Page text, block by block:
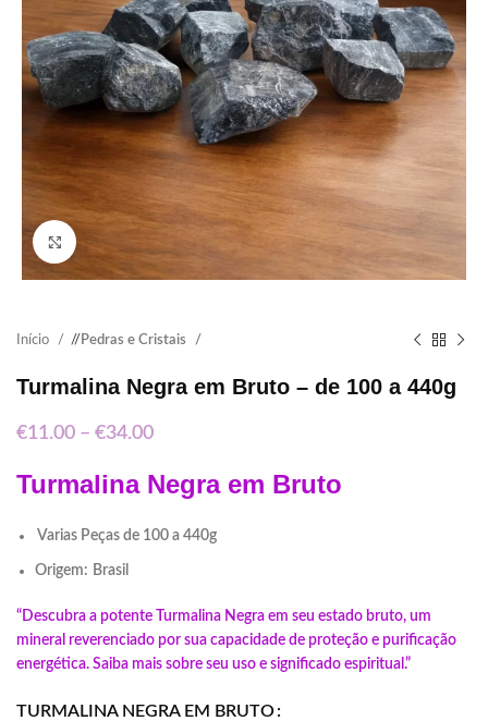
Click to enlarge
Início / Pedras e Cristais
Turmalina Negra em Bruto – de 100 a 440g
€11.00 – €34.00
Turmalina Negra em Bruto
Varias Peças de 100 a 440g
Origem: Brasil
“Descubra a potente Turmalina Negra em seu estado bruto, um
mineral reverenciado por sua capacidade de proteção e purificação
energética. Saiba mais sobre seu uso e significado espiritual.”
TURMALINA NEGRA EM BRUTO